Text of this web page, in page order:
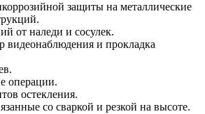
защиты на металлические
от наледи и сосулек.
видеонаблюдения и прокладка
операции.
остекления.
со сваркой и резкой на высоте.